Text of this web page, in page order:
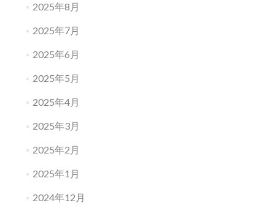
2025年8月
2025年7月
2025年6月
2025年5月
2025年4月
2025年3月
2025年2月
2025年1月
2024年12月